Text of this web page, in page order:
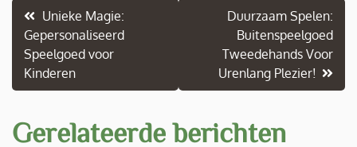
Berichtnavigatie
Unieke Magie:
Gepersonaliseerd
Speelgoed voor
Kinderen
Duurzaam Spelen:
Buitenspeelgoed
Tweedehands Voor
Urenlang Plezier!
Gerelateerde berichten